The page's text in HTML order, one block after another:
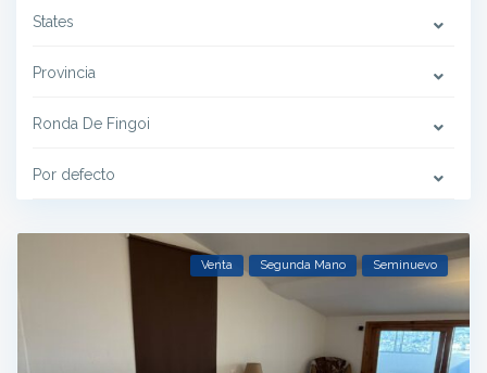
States
Provincia
Ronda De Fingoi
Por defecto
Venta Segunda Mano Seminuevo